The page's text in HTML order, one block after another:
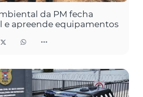
da PM fecha
e apreende equipamentos